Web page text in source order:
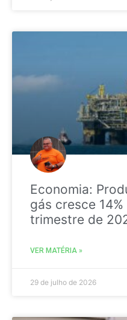
Economia:
gás cresce
trimestre de
VER MATÉRIA »
29 de julho de 2026